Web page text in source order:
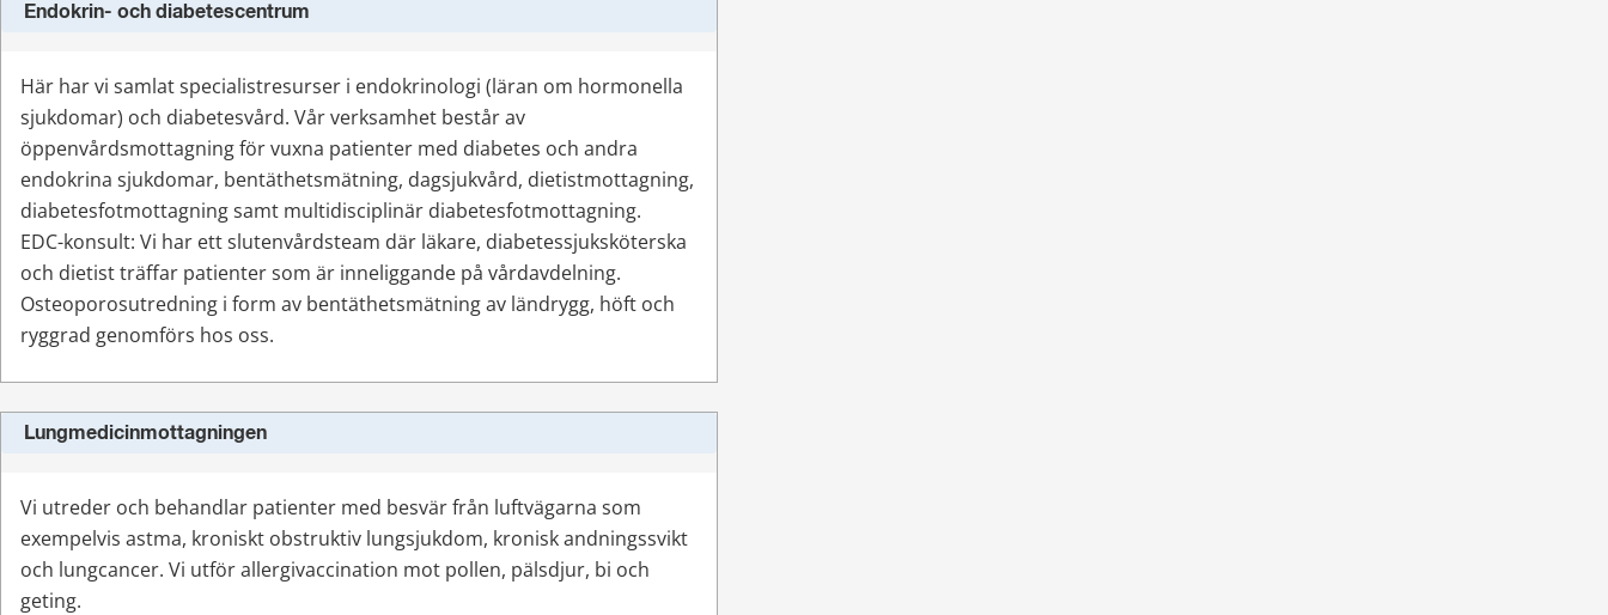
Endokrin- och diabetescentrum
Här har vi samlat specialistresurser i endokrinologi (läran om hormonella
sjukdomar) och diabetesvård. Vår verksamhet består av
öppenvårdsmottagning för vuxna patienter med diabetes och andra
endokrina sjukdomar, bentäthetsmätning, dagsjukvård, dietistmottagning,
diabetesfotmottagning samt multidisciplinär diabetesfotmottagning.
EDC-konsult: Vi har ett slutenvårdsteam där läkare, diabetessjuksköterska
och dietist träffar patienter som är inneliggande på vårdavdelning.
Osteoporosutredning i form av bentäthetsmätning av ländrygg, höft och
ryggrad genomförs hos oss.
Lungmedicinmottagningen
Vi utreder och behandlar patienter med besvär från luftvägarna som
exempelvis astma, kroniskt obstruktiv lungsjukdom, kronisk andningssvikt
och lungcancer. Vi utför allergivaccination mot pollen, pälsdjur, bi och
geting.